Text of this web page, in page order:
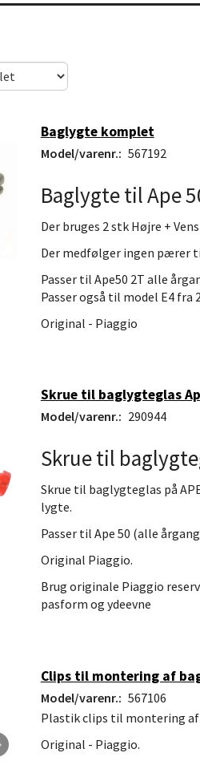
Baglygte komplet
Model/varenr.: 567192
Baglygte til Ape
Der bruges 2 stk Højre +
Der medfølger ingen pærer
Passer til Ape50 2T alle
Passer også til model E4 fra
Original - Piaggio
Skrue til baglygteglas
Model/varenr.: 290944
Skrue til
Skrue til baglygteglas på
lygte.
Passer til Ape 50 (alle
Original Piaggio.
Brug originale Piaggio
pasform og ydeevne
Clips til montering af
Model/varenr.: 567106
Plastik clips til montering
Original - Piaggio.